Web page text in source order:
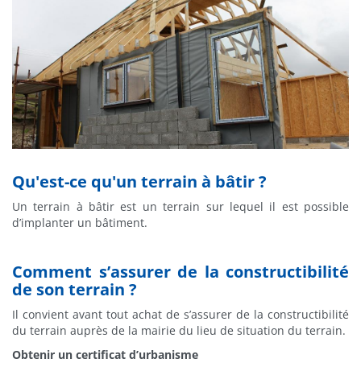
Qu'est-ce qu'un terrain à bâtir ?
Un terrain à bâtir est un terrain sur lequel il est possible
d’implanter un bâtiment.
Comment s’assurer de la constructibilité
de son terrain ?
Il convient avant tout achat de s’assurer de la constructibilité
du terrain auprès de la mairie du lieu de situation du terrain.
Obtenir un certificat d’urbanisme